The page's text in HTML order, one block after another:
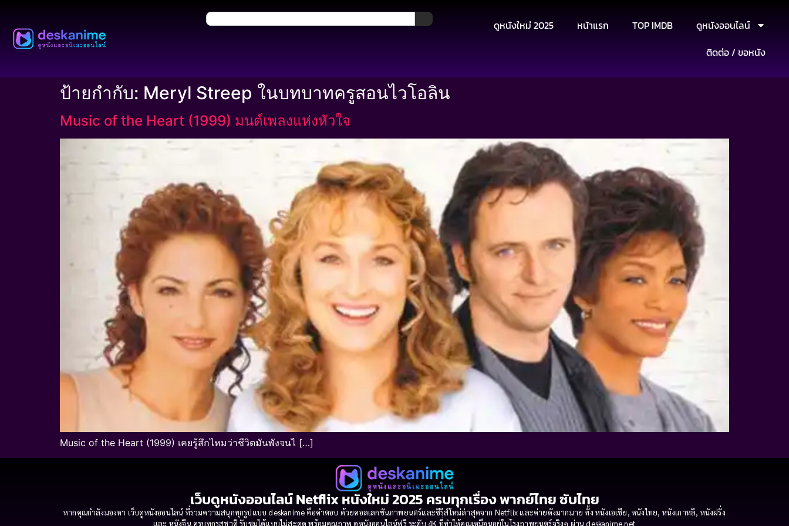
ดูหนังใหม่ 2025 หน้าแรก TOP IMDB
ดูหนังออนไลน์
ติดต่อ / ขอหนัง
ป้ายกำกับ: Meryl Streep ในบทบาทครูสอนไวโอลิน
Music of the Heart (1999) มนต์เพลงแห่งหัวใจ
Music of the Heart (1999) เคยรู้สึกไหมว่าชีวิตมันพังจนไ […]
เว็บดูหนังออนไลน์ Netflix หนังใหม่ 2025 ครบทุกเรื่อง พากย์ไทย ซับไทย
หากคุณกำลังมองหา เว็บดูหนังออนไลน์ ที่รวมความสนุกทุกรูปแบบ deskanime คือคำตอบ ด้วยคอลเลกชันภาพยนตร์และซีรีส์ใหม่ล่าสุดจาก Netflix และค่ายดังมากมาย ทั้ง หนังเอเชีย, หนังไทย, หนังเกาหลี, หนังฝรั่ง
และ หนังจีน ครบทุกรสชาติ รับชมได้แบบไม่สะดุด พร้อมคุณภาพ ดูหนังออนไลน์ฟรี ระดับ 4K ที่ทำให้คุณเหมือนอยู่ในโรงภาพยนตร์จริงๆ ผ่าน deskanime.net